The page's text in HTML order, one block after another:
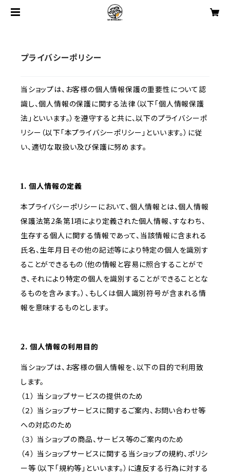
プライバシーポリシー
当ショップは、お客様の個人情報保護の重要性について認
識し、個人情報の保護に関する法律（以下「個人情報保護
法」といいます。）を遵守すると共に、以下のプライバシーポ
リシー（以下「本プライバシーポリシー」といいます。）に従
い、適切な取扱い及び保護に努めます。
1. 個人情報の定義
本プライバシーポリシーにおいて、個人情報とは、個人情報
保護法第2条第1項により定義された個人情報、すなわち、
生存する個人に関する情報であって、当該情報に含まれる
氏名、生年月日その他の記述等により特定の個人を識別す
ることができるもの（他の情報と容易に照合することがで
き、それにより特定の個人を識別することができることとな
るものを含みます。）、もしくは個人識別符号が含まれる情
報を意味するものとします。
2. 個人情報の利用目的
当ショップは、お客様の個人情報を、以下の目的で利用致
します。
（１） 当ショップサービスの提供のため
（２） 当ショップサービスに関するご案内、お問い合わせ等
への対応のため
（３） 当ショップの商品、サービス等のご案内のため
（４） 当ショップサービスに関する当ショップの規約、ポリシ
ー等（以下「規約等」といいます。）に違反する行為に対する